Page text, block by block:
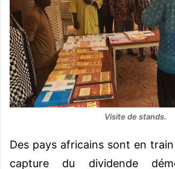
Visite de stands.
Des pays africains sont en
capture du dividende